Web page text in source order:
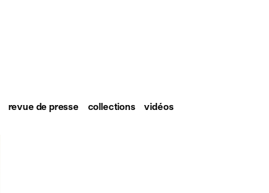
revue de presse collections vidéos